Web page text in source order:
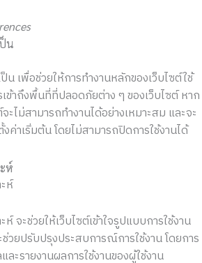
น
เพื่อช่วยให้การทำงานหลักของเว็บไซต์ใช้
ข้าถึงพื้นที่ที่ปลอดภัยต่าง ๆ ของเว็บไซต์ หาก
ะไม่สามารถทำงานได้อย่างเหมาะสม และจะ
ค่าเริ่มต้น โดยไม่สามารถปิดการใช้งานได้
ห์
ห์
จะช่วยให้เว็บไซต์เข้าใจรูปแบบการใช้งาน
ช่วยปรับปรุงประสบการณ์การใช้งาน โดยการ
ละรายงานผลการใช้งานของผู้ใช้งาน